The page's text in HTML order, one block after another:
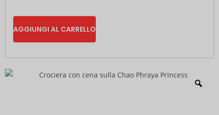
AGGIUNGI AL CARRELLO